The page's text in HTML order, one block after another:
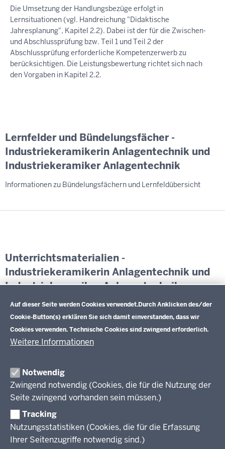
Auf dieser Seite werden Cookies verwendet.Durch Anklicken des/der
Cookie-Button(s) erklären Sie sich damit einverstanden, dass wir
Cookies verwenden. Technische Cookies sind zwingend erforderlich.
Weitere Informationen
Notwendig
Zwingend notwendig (Cookies, die für die Nutzung der
Seite zwingend vorhanden sein müssen.)
Tracking
Nutzungsstatistiken (Cookies, die für die Erfassung
Ihrer Seitenzugriffe notwendig sind.)
Die Umsetzung der Handlungsbezüge erfolgt in
Lernsituationen (vgl. Handreichung "Didaktische
Jahresplanung", Kapitel 2.2). Dabei ist der für die Zwischen-
und Abschlussprüfung bzw. Teil 1 und Teil 2 der
Abschlussprüfung erforderliche Kompetenzerwerb zu
berücksichtigen. Die Leistungsbewertung richtet sich nach
den Vorgaben in Kapitel 2.2.
Lernfelder und Bündelungsfächer -
Industriekeramikerin Anlagentechnik und
Industriekeramiker Anlagentechnik
Informationen zu Bündelungsfächern und Lernfeldübersicht
Unterrichtsmaterialien -
Industriekeramikerin Anlagentechnik und
Industriekeramiker Anlagentechnik
Weiterführende Informationen
Im Überblick
Berufsbildung NRW
Das Berufskolleg in NRW
Abschlüsse und Anschlüsse
Bildungsgänge / Bildungspläne